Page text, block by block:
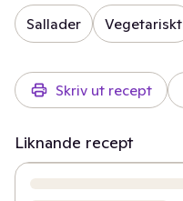
Sallader Vegetariskt
Skriv ut recept
Liknande recept